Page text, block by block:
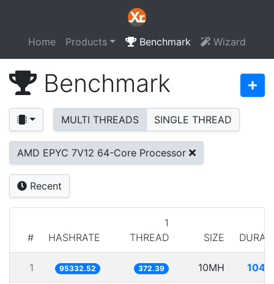
Home Products Benchmark Wizard
Benchmark
MULTI THREADS SINGLE THREAD
AMD EPYC 7V12 64-Core Processor
Recent
# HASHRATE
1
THREAD
SIZE
1 95332.52 372.39 10MH